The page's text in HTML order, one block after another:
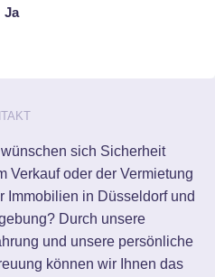
Ja
sich Sicherheit
Verkauf oder der Vermietung
Immobilien in Düsseldorf und
Durch unsere
und unsere persönliche
können wir Ihnen das